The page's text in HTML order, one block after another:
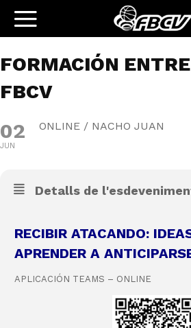
FORMACIÓN
FBCV
02
JUN
ONLINE / NACHO JUAN
Detalls de
RECIBIR ATACANDO:
APRENDER A
APLICACIÓN TEAMS – ONLINE